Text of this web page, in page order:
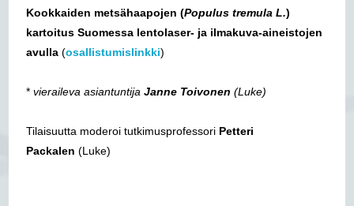
Kookkaiden metsähaapojen (Populus tremula L.)
kartoitus Suomessa lentolaser- ja ilmakuva-aineistojen
avulla (osallistumislinkki)
*vieraileva asiantuntija Janne Toivonen (Luke)​
Tilaisuutta moderoi tutkimusprofessori Petteri
Packalen (Luke)